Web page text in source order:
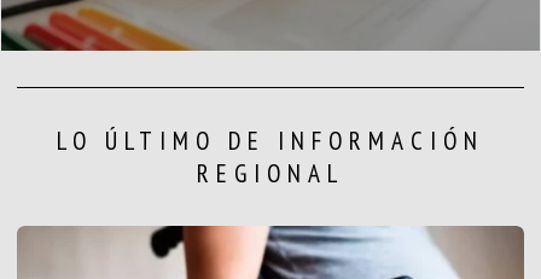
LO ÚLTIMO DE INFORMACIÓN
REGIONAL